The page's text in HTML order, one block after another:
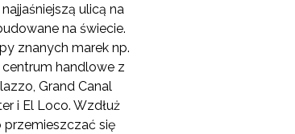
ulicą na
na świecie.
znanych marek np.
centrum handlowe z
Grand Canal
i El Loco. Wzdłuż
się